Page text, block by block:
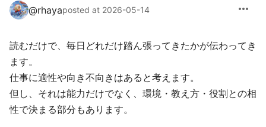
@rhayaposted at 2026-05-14 more_horiz
読むだけで、毎日どれだけ踏ん張ってきたかが伝わってき
ます。
仕事に適性や向き不向きはあると考えます。
但し、それは能力だけでなく、環境・教え方・役割との相
性で決まる部分もあります。